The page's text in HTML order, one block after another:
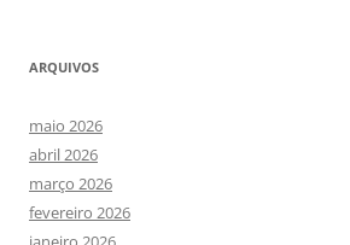
ARQUIVOS
maio 2026
abril 2026
março 2026
fevereiro 2026